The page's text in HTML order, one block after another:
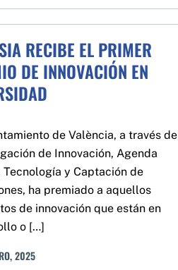
RECIBE EL PRIMER
DE INNOVACIÓN EN
de València, a través de
de Innovación, Agenda
Tecnología y Captación de
ha premiado a aquellos
de innovación que están en
o […]
,2025